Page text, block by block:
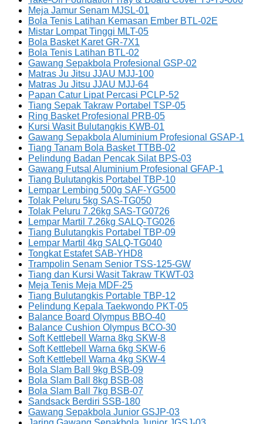
Meja Jamur Senam MJSL-01
Bola Tenis Latihan Kemasan Ember BTL-02E
Mistar Lompat Tinggi MLT-05
Bola Basket Karet GR-7X1
Bola Tenis Latihan BTL-02
Gawang Sepakbola Profesional GSP-02
Matras Ju Jitsu JJAU MJJ-100
Matras Ju Jitsu JJAU MJJ-64
Papan Catur Lipat Percasi PCLP-52
Tiang Sepak Takraw Portabel TSP-05
Ring Basket Profesional PRB-05
Kursi Wasit Bulutangkis KWB-01
Gawang Sepakbola Aluminium Profesional GSAP-1
Tiang Tanam Bola Basket TTBB-02
Pelindung Badan Pencak Silat BPS-03
Gawang Futsal Aluminium Profesional GFAP-1
Tiang Bulutangkis Portabel TBP-10
Lempar Lembing 500g SAF-YG500
Tolak Peluru 5kg SAS-TG050
Tolak Peluru 7.26kg SAS-TG0726
Lempar Martil 7.26kg SALQ-TG026
Tiang Bulutangkis Portabel TBP-09
Lempar Martil 4kg SALQ-TG040
Tongkat Estafet SAB-YHD8
Trampolin Senam Senior TSS-125-GW
Tiang dan Kursi Wasit Takraw TKWT-03
Meja Tenis Meja MDF-25
Tiang Bulutangkis Portable TBP-12
Pelindung Kepala Taekwondo PKT-05
Balance Board Olympus BBO-40
Balance Cushion Olympus BCO-30
Soft Kettlebell Warna 8kg SKW-8
Soft Kettlebell Warna 6kg SKW-6
Soft Kettlebell Warna 4kg SKW-4
Bola Slam Ball 9kg BSB-09
Bola Slam Ball 8kg BSB-08
Bola Slam Ball 7kg BSB-07
Sandsack Berdiri SSB-180
Gawang Sepakbola Junior GSJP-03